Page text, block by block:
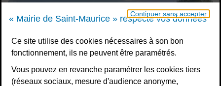
Continuer sans accepter
« Mairie de Saint-Maurice » respecte vos données
Ce site utilise des cookies nécessaires à son bon
fonctionnement, ils ne peuvent être paramétrés.
Vous pouvez en revanche paramétrer les cookies tiers
(réseaux sociaux, mesure d'audience anonyme,